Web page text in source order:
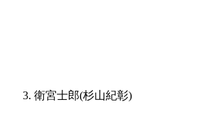
衛宮士郎(杉山紀彰)